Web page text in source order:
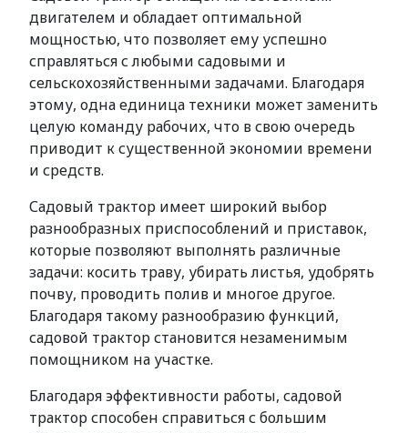
двигателем и обладает оптимальной
мощностью, что позволяет ему успешно
справляться с любыми садовыми и
сельскохозяйственными задачами. Благодаря
этому, одна единица техники может заменить
целую команду рабочих, что в свою очередь
приводит к существенной экономии времени
и средств.
Садовый трактор имеет широкий выбор
разнообразных приспособлений и приставок,
которые позволяют выполнять различные
задачи: косить траву, убирать листья, удобрять
почву, проводить полив и многое другое.
Благодаря такому разнообразию функций,
садовой трактор становится незаменимым
помощником на участке.
Благодаря эффективности работы, садовой
трактор способен справиться с большим